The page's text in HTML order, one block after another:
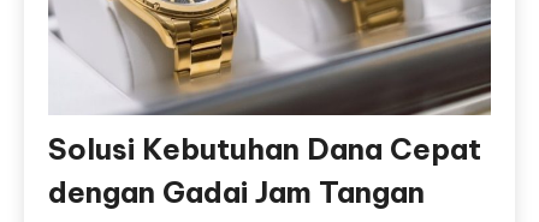
Solusi Kebutuhan Dana Cepat
dengan Gadai Jam Tangan